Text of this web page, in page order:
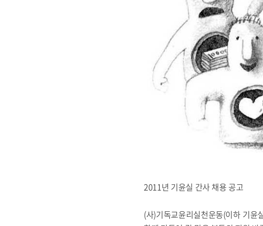
2011년 기윤실 간사 채용 공고
(사)기독교윤리실천운동(이하 기